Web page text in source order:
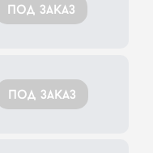
под заказ
под заказ